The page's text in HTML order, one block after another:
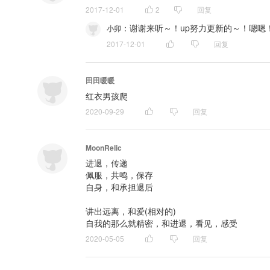
2017-12-01 2 回复
小卯 ： 谢谢来听～！up努力更新的～！嗯嗯
2017-12-01 回复
田田暖暖
红衣男孩爬
2020-09-29 回复
MoonRelic
进退，传递
佩服，共鸣，保存
自身，和承担退后
讲出远离，和爱(相对的)
自我的那么就精密，和进退，看见，感受
2020-05-05 回复